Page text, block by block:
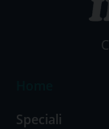
Speciali